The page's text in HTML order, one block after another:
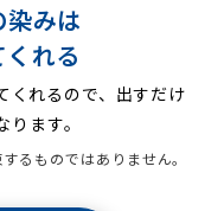
みは
れる
くれるので、出すだけ
ます。
るものではありません。